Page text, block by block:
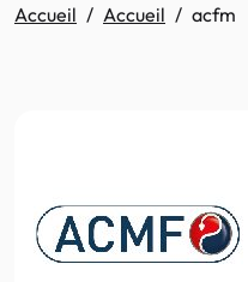
Accueil Accueil acfm